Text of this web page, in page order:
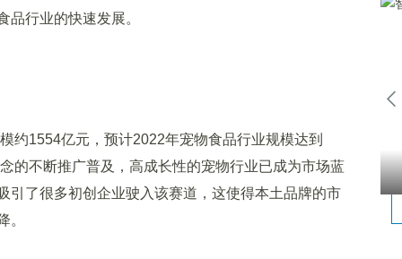
品行业的快速发展。
1554亿元，预计2022年宠物食品行业规模达到
的不断推广普及，高成长性的宠物行业已成为市场蓝
引了很多初创企业驶入该赛道，这使得本土品牌的市
。